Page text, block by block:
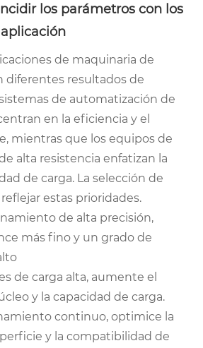
los parámetros con los
de maquinaria de
diferentes resultados de
de automatización de
en la eficiencia y el
mientras que los equipos de
alta resistencia enfatizan la
de carga. La selección de
estas prioridades.
de alta precisión,
más fino y un grado de
de carga alta, aumente el
y la capacidad de carga.
continuo, optimice la
y la compatibilidad de